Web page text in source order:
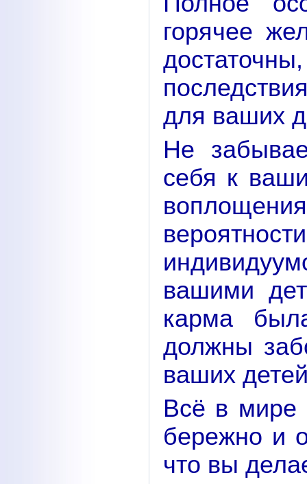
горячее
для ваших
Не
себя к
вашими
карма
должны
ваших
Всё в мире
бережно и
что вы